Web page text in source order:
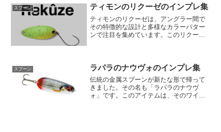
す。このような環境下でも魚の興味を持
続的に引きつけるために、どの...
スプーン ティモンのリクーゼのインプレ集
ティモンのリクーゼは、アングラー間で
その特徴的な設計と多様なカラーパター
ンで注目を集めています。このリクーゼ
が以前使用していたちびテ...
スプーン ラパラのナウヴォのインプレ集
伝統の金属スプーンが新たな形で帰って
きました。その名も「ラパラのナウヴ
ォ」です。このアイテムは、そのワイル